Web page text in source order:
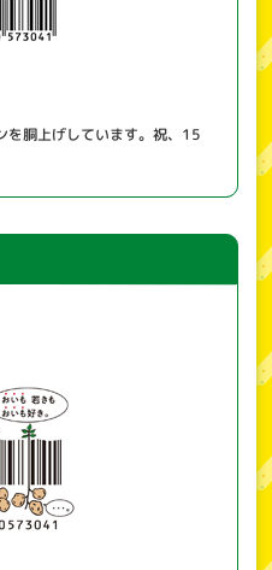
を胴上げしています。祝、15